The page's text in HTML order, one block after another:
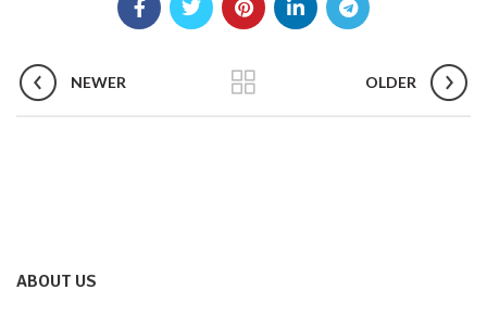
NEWER OLDER
ABOUT US